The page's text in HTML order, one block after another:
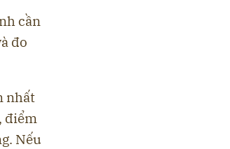
cần
đo
nhất
điểm
Nếu